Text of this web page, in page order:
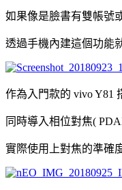
如果像是臉書有雙帳號
透過手機內建這個功能
作為入門款的 vivo Y81
同時導入相位對焦(
實際使用上對焦的準確